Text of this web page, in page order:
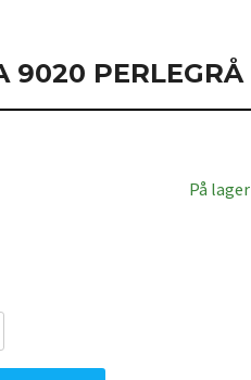
9020 PERLEGRÅ
På lager